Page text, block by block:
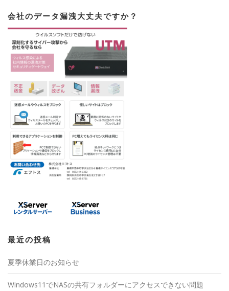
会社のデータ漏洩大丈夫ですか？
最近の投稿
夏季休業日のお知らせ
Windows11でNASの共有フォルダーにアクセスできない問題